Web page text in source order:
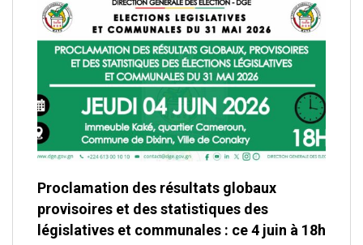
Proclamation des résultats globaux
provisoires et des statistiques des
législatives et communales : ce 4 juin à 18h